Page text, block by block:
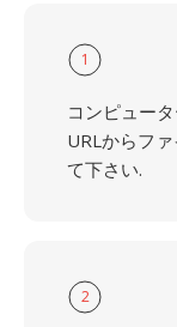
1
コンピュー
URLからフ
て下さい.
2